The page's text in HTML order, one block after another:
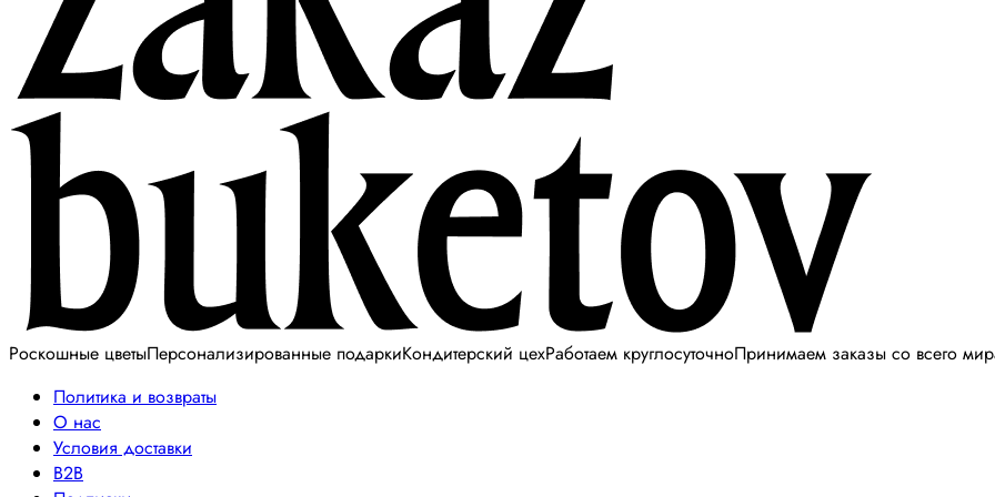
Роскошные цветыПерсонализированные подаркиКондитерский цехРаботаем круглосуточноПринимаем заказы со всего
Политика и возвраты
О нас
Условия доставки
B2B